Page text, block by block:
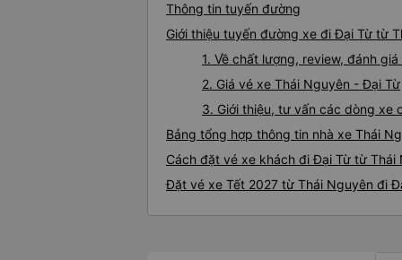
Thông tin tuyến đường
Giới thiệu tuyến đường xe đi Đại Từ từ
1. Về chất lượng, review, đánh
2. Giá vé xe Thái Nguyên - Đại Từ
3. Giới thiệu, tư vấn các dòng xe
Bảng tổng hợp thông tin nhà xe Thái
Cách đặt vé xe khách đi Đại Từ từ Thái
Đặt vé xe Tết 2027 từ Thái Nguyên đi